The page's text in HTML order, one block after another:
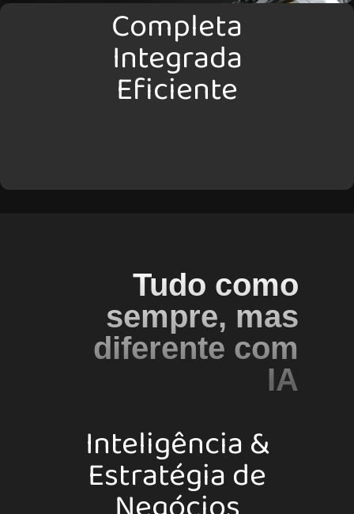
Completa
Integrada
Eficiente
Tudo como
sempre, mas
diferente com
IA
Inteligência &
Estratégia de